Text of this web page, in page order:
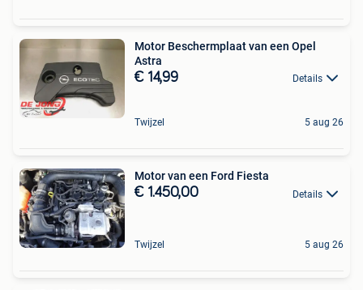
Motor Beschermplaat van een Opel
Astra
€ 14,99 Details
Twijzel 5 aug 26
Motor van een Ford Fiesta
€ 1.450,00 Details
Twijzel 5 aug 26